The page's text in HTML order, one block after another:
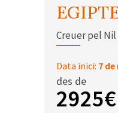
Creuer pel Nil
Data inici: 7
des de
2925€